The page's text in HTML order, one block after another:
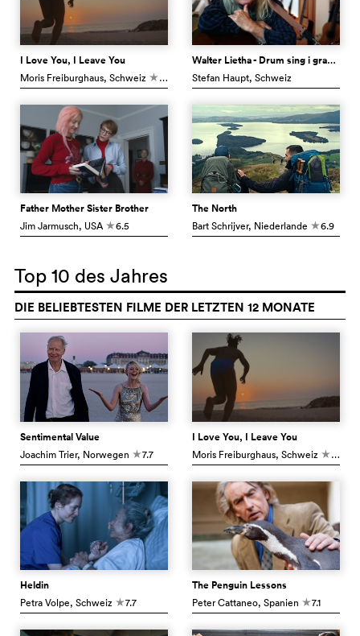
I Love You, I Leave You
Moris Freiburghaus, Schweiz c8.2
Walter Lietha - Drum sing i grad drum
Stefan Haupt, Schweiz
Father Mother Sister Brother
Jim Jarmusch, USA c6.5
The North
Bart Schrijver, Niederlande c6.9
Top 10 des Jahres
DIE BELIEBTESTEN FILME DER LETZTEN 12 MONATE
Sentimental Value
Joachim Trier, Norwegen c7.7
I Love You, I Leave You
Moris Freiburghaus, Schweiz c8.2
Heldin
Petra Volpe, Schweiz c7.7
The Penguin Lessons
Peter Cattaneo, Spanien c7.1